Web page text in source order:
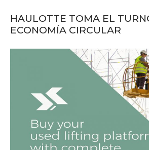
HAULOTTE TOMA EL
ECONOMÍA CIRCULAR